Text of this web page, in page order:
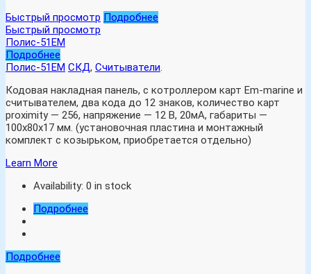
Быстрый просмотр Подробнее
Быстрый просмотр
Полис-51ЕМ
Подробнее
Полис-51ЕМ СКД, Считыватели.
Кодовая накладная панель, с котроллером карт Em-marine и
считывателем, два кода до 12 знаков, количество карт
proximity — 256, напряжение — 12 В, 20мА, габариты —
100х80х17 мм. (установочная пластина и монтажный
комплект с козырьком, приобретается отдельно)
Learn More
Availability: 0 in stock
Подробнее
Подробнее